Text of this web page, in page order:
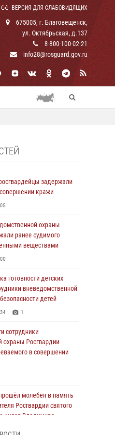
ВЕРСИЯ ДЛЯ СЛАБОВИДЯЩИХ
675005, г. Благовещенск,
ул. Октябрьская, д.137
8-800-100-02-21
info28@rosguard.gov.ru
задержали
кражи
охраны
ранее судимого
веществами
готовности детских
вневедомственной
детей
1
сотрудники
охраны Росгвардии
в совершении
молебен в память
Росгвардии святого
князя Владимира